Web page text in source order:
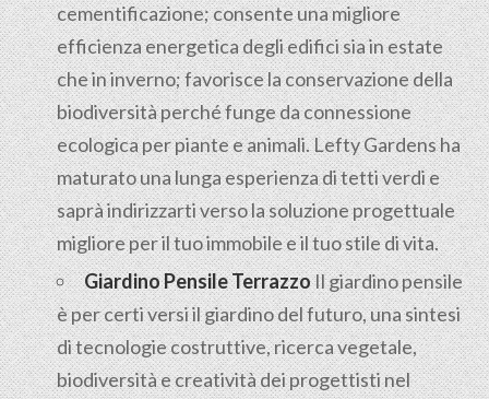
cementificazione; consente una migliore
efficienza energetica degli edifici sia in estate
che in inverno; favorisce la conservazione della
biodiversità perché funge da connessione
ecologica per piante e animali. Lefty Gardens ha
maturato una lunga esperienza di tetti verdi e
saprà indirizzarti verso la soluzione progettuale
migliore per il tuo immobile e il tuo stile di vita.
Giardino Pensile TerrazzoIl giardino pensile
è per certi versi il giardino del futuro, una sintesi
di tecnologie costruttive, ricerca vegetale,
biodiversità e creatività dei progettisti nel